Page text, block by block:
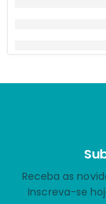
Receba as
Inscreva-se